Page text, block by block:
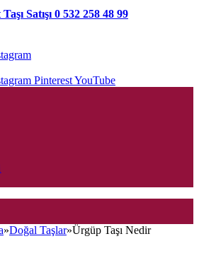
Satışı 0 532 258 48 99
PinterestYouTube
»Doğal Taşlar»Ürgüp Taşı Nedir